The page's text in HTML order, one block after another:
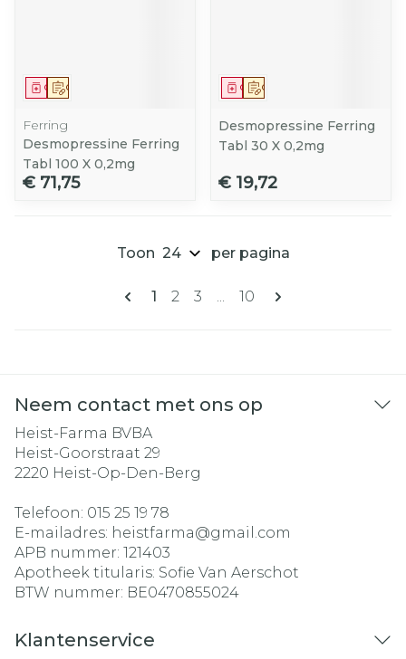
Op voorschrift
Geneesmiddel
Ferring
Desmopressine Ferring
Tabl 100 X 0,2mg
€ 71,75
Op voorschrift
Geneesmiddel
Desmopressine Ferring
Tabl 30 X 0,2mg
€ 19,72
Pagina's
U lees momenteel pagina
1 Pagina
2 Pagina
3 ... Pagina
10
Toon per pagina
Neem contact met ons op
Heist-Farma BVBA
Heist-Goorstraat 29
2220 Heist-Op-Den-Berg
Telefoon: 015 25 19 78
E-mailadres: heistfarma@gmail.com
APB nummer: 121403
Apotheek titularis: Sofie Van Aerschot
BTW nummer: BE0470855024
Klantenservice